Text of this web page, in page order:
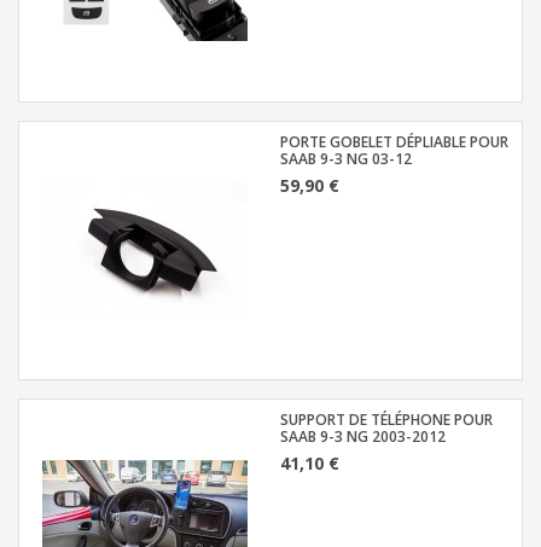
PORTE GOBELET DÉPLIABLE POUR
SAAB 9-3 NG 03-12
59,90 €
SUPPORT DE TÉLÉPHONE POUR
SAAB 9-3 NG 2003-2012
41,10 €